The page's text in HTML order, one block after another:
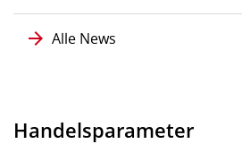
Alle News
Handelsparameter